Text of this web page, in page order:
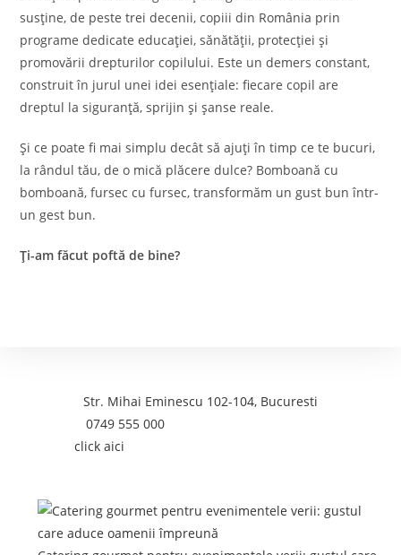
susține, de peste trei decenii, copiii din România prin
programe dedicate educației, sănătății, protecției și
promovării drepturilor copilului. Este un demers constant,
construit în jurul unei idei esențiale: fiecare copil are
dreptul la siguranță, sprijin și șanse reale.
Și ce poate fi mai simplu decât să ajuți în timp ce te bucuri,
la rândul tău, de o mică plăcere dulce? Bomboană cu
bomboană, fursec cu fursec, transformăm un gust bun într-
un gest bun.
Ți-am făcut poftă de bine?
Adresa:Str. Mihai Eminescu 102-104, Bucuresti
Telefon:0749 555 000
Email:click aici